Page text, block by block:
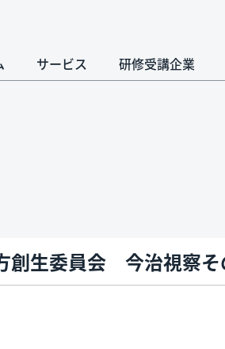
サービス 研修受講企業
創生委員会 今治視察そ